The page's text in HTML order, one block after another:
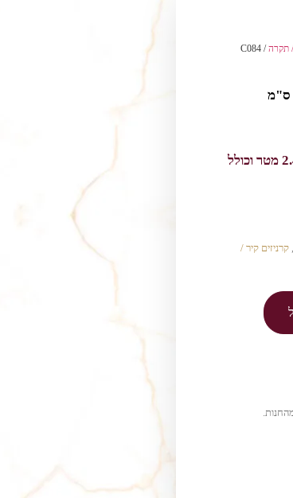
/ תקרה
/ C084
המחיר הינו לפי יחידה: 2.4 מטר וכולל
, קרניזים קיר /